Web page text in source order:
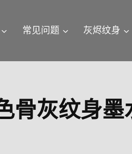
常见问题 灰烬纹身
骨灰纹身墨